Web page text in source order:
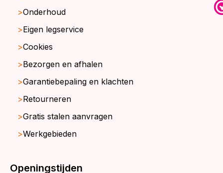
Onderhoud
Eigen legservice
Cookies
Bezorgen en afhalen
Garantiebepaling en klachten
Retourneren
Gratis stalen aanvragen
Werkgebieden
Openingstijden